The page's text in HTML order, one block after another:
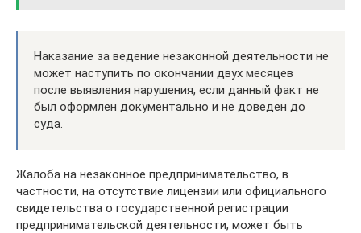
Наказание за ведение незаконной деятельности не
может наступить по окончании двух месяцев
после выявления нарушения, если данный факт не
был оформлен документально и не доведен до
суда.
Жалоба на незаконное предпринимательство, в
частности, на отсутствие лицензии или официального
свидетельства о государственной регистрации
предпринимательской деятельности, может быть